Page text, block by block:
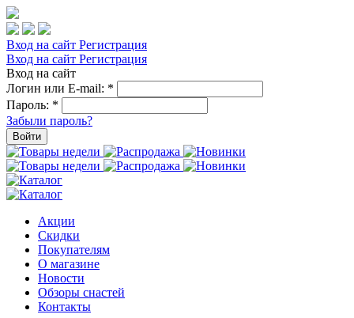
Вход на сайт Регистрация
Вход на сайт Регистрация
Вход на сайт
Логин или E-mail: *
Пароль: *
Забыли пароль?
Войти
Акции
Скидки
Покупателям
О магазине
Новости
Обзоры снастей
Контакты